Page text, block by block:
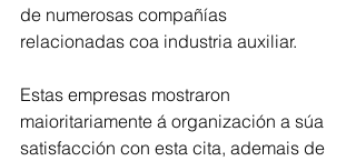
de numerosas compañías
relacionadas coa industria auxiliar.
Estas empresas mostraron
maioritariamente á organización a súa
satisfacción con esta cita, ademais de